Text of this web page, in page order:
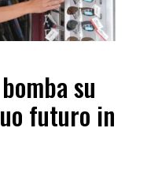
su
futuro in